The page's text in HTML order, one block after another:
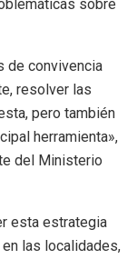
sobre
de convivencia
resolver las
pero también
herramienta»,
del Ministerio
esta estrategia
las localidades,